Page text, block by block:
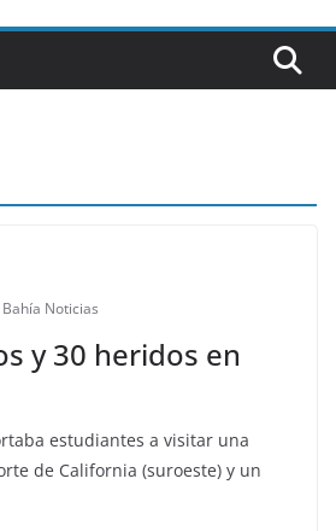
Bahía Noticias
y 30 heridos en
estudiantes a visitar una
de California (suroeste) y un